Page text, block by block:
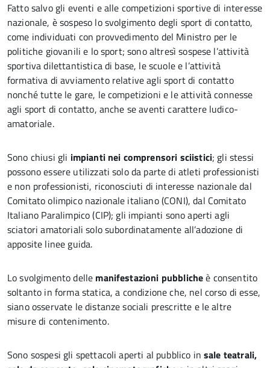
Fatto salvo gli eventi e alle competizioni sportive di interesse
nazionale, è sospeso lo svolgimento degli sport di contatto,
come individuati con provvedimento del Ministro per le
politiche giovanili e lo sport; sono altresì sospese l’attività
sportiva dilettantistica di base, le scuole e l’attività
formativa di avviamento relative agli sport di contatto
nonché tutte le gare, le competizioni e le attività connesse
agli sport di contatto, anche se aventi carattere ludico-
amatoriale.
Sono chiusi gli impianti nei comprensori sciistici; gli stessi
possono essere utilizzati solo da parte di atleti professionisti
e non professionisti, riconosciuti di interesse nazionale dal
Comitato olimpico nazionale italiano (CONI), dal Comitato
Italiano Paralimpico (CIP); gli impianti sono aperti agli
sciatori amatoriali solo subordinatamente all’adozione di
apposite linee guida.
Lo svolgimento delle manifestazioni pubblicheè consentito
soltanto in forma statica, a condizione che, nel corso di esse,
siano osservate le distanze sociali prescritte e le altre
misure di contenimento.
Sono sospesi gli spettacoli aperti al pubblico in sale teatrali,